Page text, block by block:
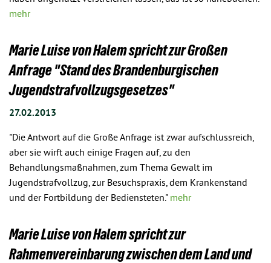
mehr
Marie Luise von Halem spricht zur Großen
Anfrage "Stand des Brandenburgischen
Jugendstrafvollzugsgesetzes"
27.02.2013
"Die Antwort auf die Große Anfrage ist zwar aufschlussreich,
aber sie wirft auch einige Fragen auf, zu den
Behandlungsmaßnahmen, zum Thema Gewalt im
Jugendstrafvollzug, zur Besuchspraxis, dem Krankenstand
und der Fortbildung der Bediensteten." mehr
Marie Luise von Halem spricht zur
Rahmenvereinbarung zwischen dem Land und